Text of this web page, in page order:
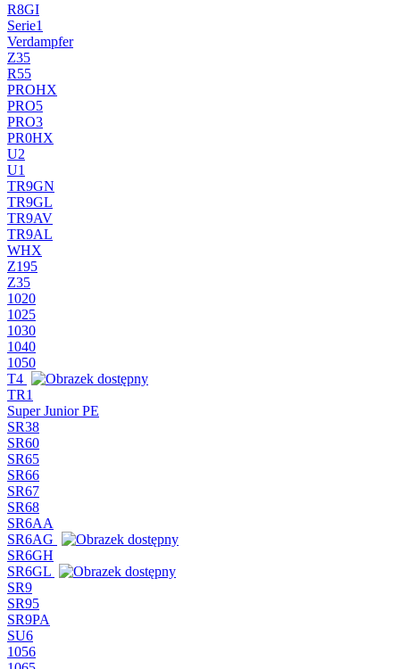
R8GI
Serie1
Verdampfer
Z35
R55
PROHX
PRO5
PRO3
PR0HX
U2
U1
TR9GN
TR9GL
TR9AV
TR9AL
WHX
Z195
Z35
1020
1025
1030
1040
1050
T4
TR1
Super Junior PE
SR38
SR60
SR65
SR66
SR67
SR68
SR6AA
SR6AG
SR6GH
SR6GL
SR9
SR95
SR9PA
SU6
1056